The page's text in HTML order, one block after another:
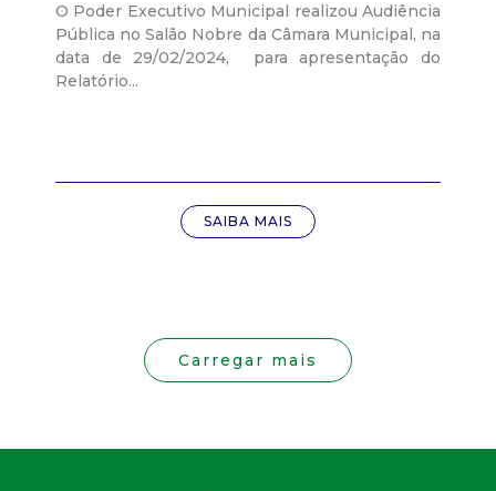
O Poder Executivo Municipal realizou Audiência
Pública no Salão Nobre da Câmara Municipal, na
data de 29/02/2024, para apresentação do
Relatório...
SAIBA MAIS
Carregar mais